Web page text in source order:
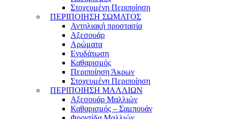
Στοχευμένη Περιποίηση
ΠΕΡΙΠΟΙΗΣΗ ΣΩΜΑΤΟΣ
Αντηλιακή προστασία
Αξεσουάρ
Αρώματα
Ενυδάτωση
Καθαρισμός
Περιποίηση Άκρων
Στοχευμένη Περιποίηση
ΠΕΡΙΠΟΙΗΣΗ ΜΑΛΛΙΩΝ
Αξεσουάρ Μαλλιών
Καθαρισμός – Σαμπουάν